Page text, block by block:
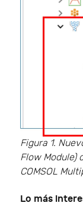
Figura 1.
Flow Module)
COMSOL
Lo más